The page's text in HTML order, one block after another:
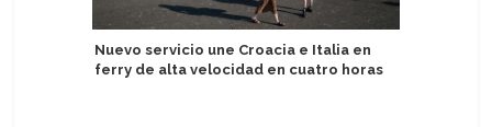
Nuevo servicio une Croacia e Italia en
ferry de alta velocidad en cuatro horas